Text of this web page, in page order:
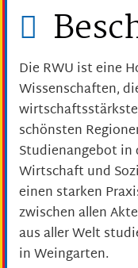
Die RWU ist eine
Wissenschaften,
schönsten
Studienangebot in
Wirtschaft und
einen starken
zwischen allen
aus aller Welt
in Weingarten.